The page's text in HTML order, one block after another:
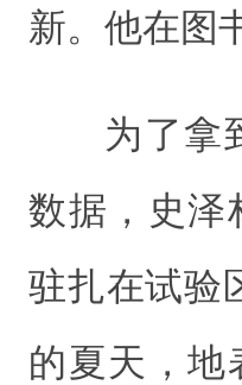
新。他在图
为了拿
数据，史泽
驻扎在试验
的夏天，地